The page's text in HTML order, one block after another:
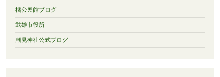
橘公民館ブログ
武雄市役所
潮見神社公式ブログ